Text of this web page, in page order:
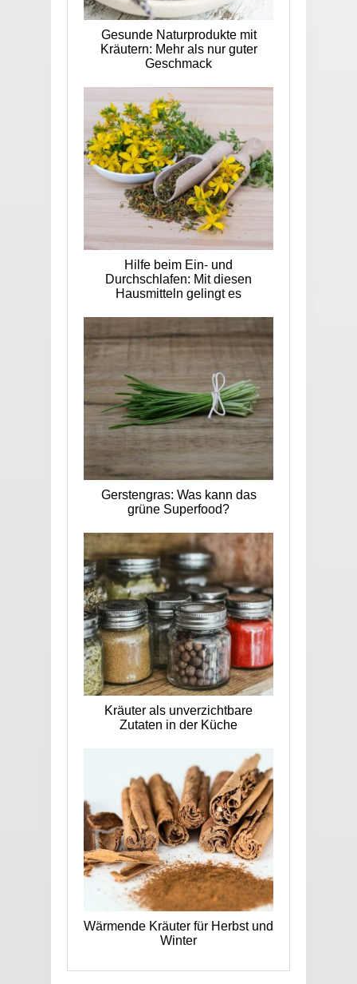
Gesunde Naturprodukte mit
Kräutern: Mehr als nur guter
Geschmack
Hilfe beim Ein- und
Durchschlafen: Mit diesen
Hausmitteln gelingt es
Gerstengras: Was kann das
grüne Superfood?
Kräuter als unverzichtbare
Zutaten in der Küche
Wärmende Kräuter für Herbst und
Winter